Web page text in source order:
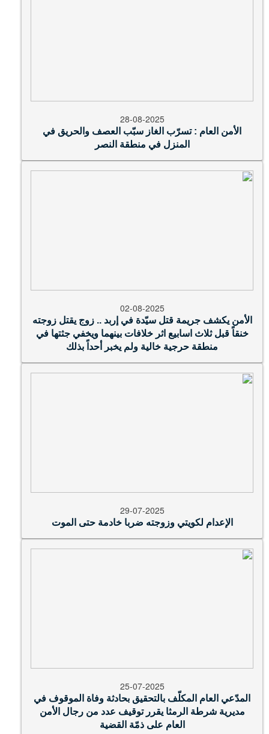
28-08-2025
الأمن العام : تسرّب الغاز سبّب العصف والحريق في
المنزل في منطقة النصر
02-08-2025
الأمن يكشف جريمة قتل سيّدة في إربد .. زوج يقتل زوجته
خنقاً قبل ثلاث اسابيع اثر خلافات بينهما ويخفي جثتها في
منطقة حرجية خالية ولم يخبر أحداً بذلك
29-07-2025
الإعدام لكويتي وزوجته ضربا خادمة حتى الموت
25-07-2025
المدّعي العام المكلّف بالتحقيق بحادثة وفاة الموقوف في
مديرية شرطة الرمثا يقرر توقيف عدد من رجال الأمن
العام على ذمّة القضية